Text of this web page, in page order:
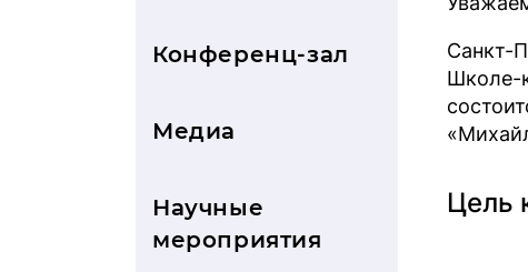
Конференц-зал
Медиа
Научные
мероприятия
Санкт-
Школе-
Цель